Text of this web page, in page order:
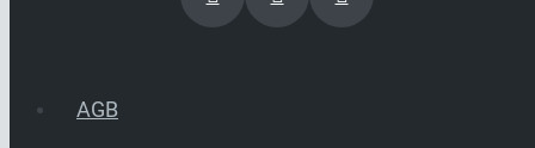
AGB